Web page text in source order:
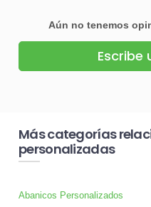
Aún no tenemos
Escribe
Más categorías
personalizadas
Abanicos Personalizados